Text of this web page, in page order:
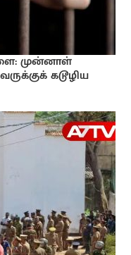
முன்னாள்
கடூழிய